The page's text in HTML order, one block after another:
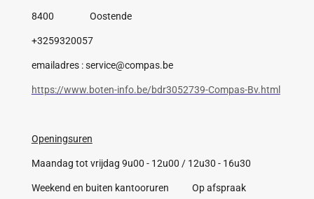
8400 Oostende
+3259320057
emailadres : service@compas.be
https://www.boten-info.be/bdr3052739-Compas-Bv.html
Openingsuren
Maandag tot vrijdag 9u00 - 12u00 / 12u30 - 16u30
Weekend en buiten kantooruren Op afspraak